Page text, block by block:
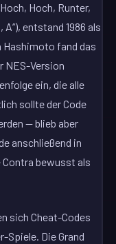
Hoch, Runter,
entstand 1986 als
fand das
NES-Version
ein, die alle
sollte der Code
— blieb aber
anschließend in
bewusst als
sich Cheat-Codes
Spiele. Die Grand